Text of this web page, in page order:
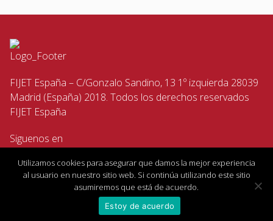
FIJET España – C/Gonzalo Sandino, 13 1º izquierda 28039
Madrid (España) 2018. Todos los derechos reservados
FIJET España
Siguenos en
Utilizamos cookies para asegurar que damos la mejor experiencia
al usuario en nuestro sitio web. Si continúa utilizando este sitio
asumiremos que está de acuerdo.
Estoy de acuerdo